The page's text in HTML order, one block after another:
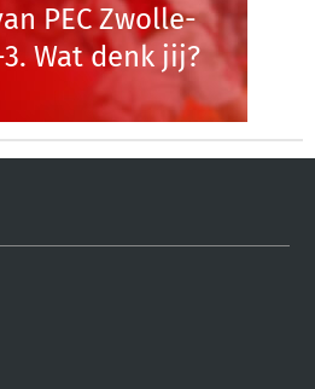
PEC Zwolle-
Wat denk jij?